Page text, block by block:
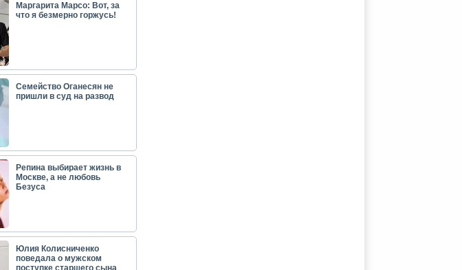
Маргарита Марсо: Вот, за
что я безмерно горжусь!
Семейство Оганесян не
пришли в суд на развод
Репина выбирает жизнь в
Москве, а не любовь
Безуса
Юлия Колисниченко
поведала о мужском
поступке старшего сына